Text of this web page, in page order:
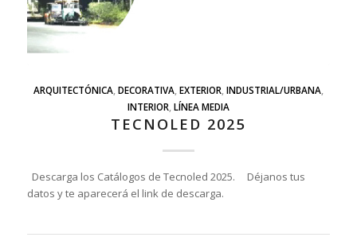
ARQUITECTÓNICA,DECORATIVA,EXTERIOR,INDUSTRIAL/URBANA,
INTERIOR,LÍNEA MEDIA
TECNOLED 2025
Descarga los Catálogos de Tecnoled 2025. Déjanos tus
datos y te aparecerá el link de descarga.